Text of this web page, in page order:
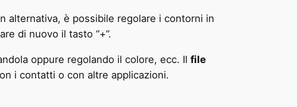
alternativa, è possibile regolare i contorni in
di nuovo il tasto “+”.
oppure regolando il colore, ecc. Il file
i contatti o con altre applicazioni.